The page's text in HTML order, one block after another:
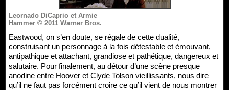
Leornado DiCaprio et Armie
Hammer © 2011 Warner Bros.
Eastwood, on s’en doute, se régale de cette dualité,
construisant un personnage à la fois détestable et émouvant,
antipathique et attachant, grandiose et pathétique, dangereux et
salutaire. Pour finalement, au détour d’une scène presque
anodine entre Hoover et Clyde Tolson vieillissants, nous dire
qu’il ne faut pas forcément croire ce qu’il vient de nous montrer